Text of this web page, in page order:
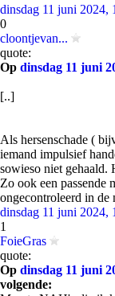
dinsdag 11 juni 2024,
0
cloontjevan...
quote:
Op dinsdag 11 juni
[..]
Als hersenschade (
iemand impulsief
sowieso niet gehaald.
Zo ook een passende
ongecontroleerd in de
dinsdag 11 juni 2024,
1
FoieGras
quote:
Op dinsdag 11 juni
volgende: